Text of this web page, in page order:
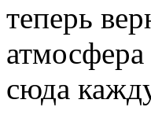
теперь
сюда